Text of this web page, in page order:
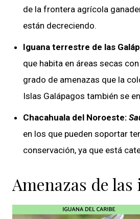
de la frontera agrícola
están decreciendo.
Iguana terrestre de las
que habita en áreas secas
grado de amenazas que la
Islas Galápagos también se
Chacahuala del Noroeste:
en los que pueden soportar
conservación, ya que está
Amenazas de las